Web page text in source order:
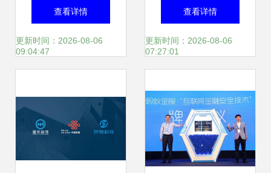
展，爱其家地板品
牌升级发布会隆重
查看详情
更新时间：2026-08-06
09:04:47
话，一针见血破解
上海网络技术服务
查看详情
更新时间：2026-08-06
07:27:01